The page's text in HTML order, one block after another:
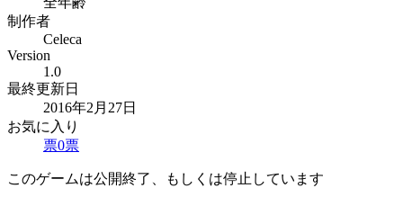
制作者
Celeca
Version
1.0
最終更新日
2016年2月27日
お気に入り
票0票
このゲームは公開終了、もしくは停止しています